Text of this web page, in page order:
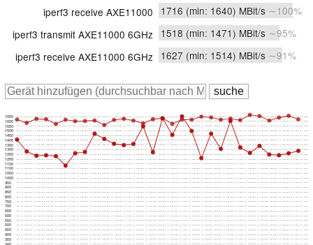
iperf3 receive AXE11000
1716 (min: 1640) MBit/s ∼100%
iperf3 transmit AXE11000 6GHz
1518 (min: 1471) MBit/s ∼95%
iperf3 receive AXE11000 6GHz
1627 (min: 1514) MBit/s ∼91%
350
400
450
500
550
600
650
700
750
800
850
900
950
1000
1050
1100
1150
1200
1250
1300
1350
1400
1450
1500
1550
1600
1650